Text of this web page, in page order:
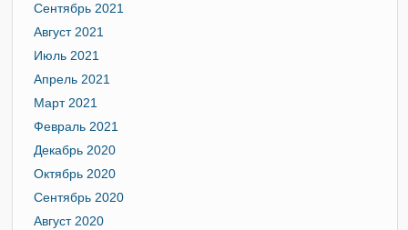
Сентябрь 2021
Август 2021
Июль 2021
Апрель 2021
Март 2021
Февраль 2021
Декабрь 2020
Октябрь 2020
Сентябрь 2020
Август 2020